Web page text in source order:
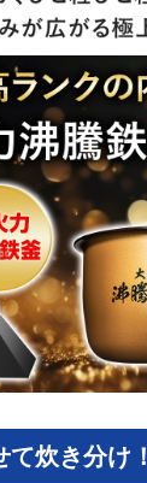
炊き分け！